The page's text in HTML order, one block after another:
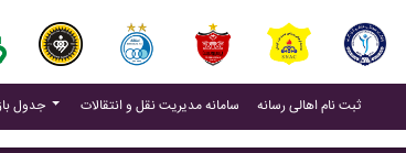
جدول بازی ها سامانه مدیریت نقل و انتقالات (current)
ثبت نام اهالی رسانه(current)